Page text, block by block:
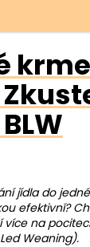
jídla do
efektivní?
více na
Weaning).